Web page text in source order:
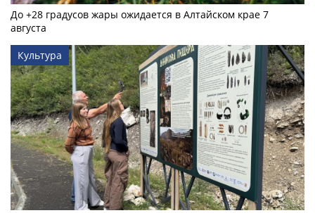
До +28 градусов жары ожидается в Алтайском крае 7
августа
Культура